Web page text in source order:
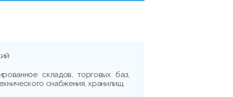
складов, торговых баз,
снабжения, хранилищ